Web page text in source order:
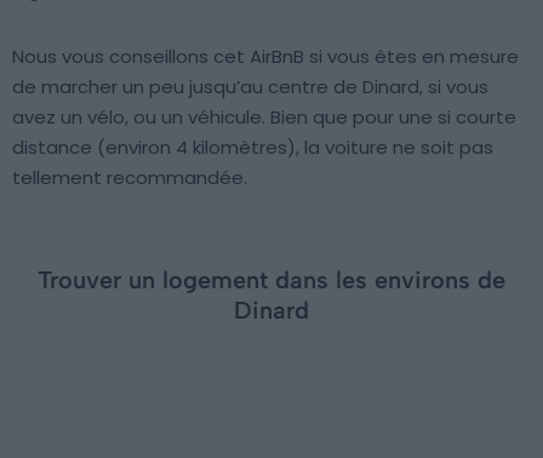
Nous vous conseillons cet AirBnB si vous êtes en mesure
de marcher un peu jusqu’au centre de Dinard, si vous
avez un vélo, ou un véhicule. Bien que pour une si courte
distance (environ 4 kilomètres), la voiture ne soit pas
tellement recommandée.
Trouver un logement dans les environs de
Dinard